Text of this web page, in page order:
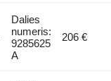
Dalies
numeris:
9285625
A
206 €